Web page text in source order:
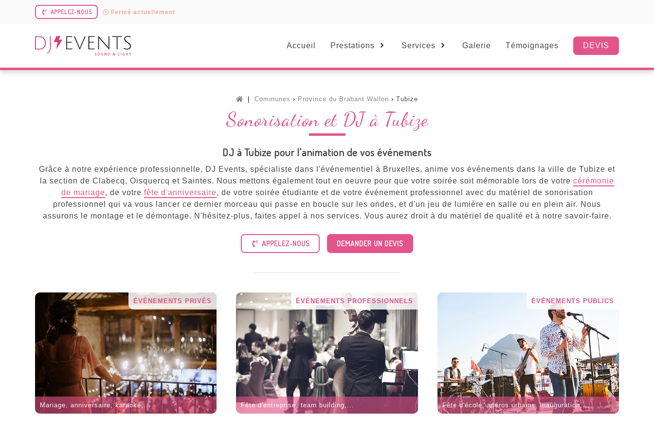
APPELEZ-NOUS Fermé actuellement
Accueil Prestations Services Galerie Témoignages DEVIS
Communes Province du Brabant Wallon Tubize
Sonorisation et DJ à Tubize
DJ à Tubize pour l'animation de vos événements
Grâce à notre expérience professionnelle, DJ Events, spécialiste dans l'événementiel à Bruxelles, anime vos événements dans la ville de Tubize et
la section de Clabecq, Oisquercq et Saintes. Nous mettons également tout en oeuvre pour que votre soirée soit mémorable lors de votre cérémonie
de mariage, de votre fête d'anniversaire, de votre soirée étudiante et de votre événement professionnel avec du matériel de sonorisation
professionnel qui va vous lancer ce dernier morceau qui passe en boucle sur les ondes, et d'un jeu de lumière en salle ou en plein air. Nous
assurons le montage et le démontage. N'hésitez-plus, faites appel à nos services. Vous aurez droit à du matériel de qualité et à notre savoir-faire.
APPELEZ-NOUS DEMANDER UN DEVIS
Mariage, anniversaire, karaoké,...
ÉVÉNEMENTS PRIVÉS
Fête d'entreprise, team building,...
ÉVÉNEMENTS PROFESSIONNELS
Fête d'école, apéros urbains, inauguration,...
ÉVÉNEMENTS PUBLICS